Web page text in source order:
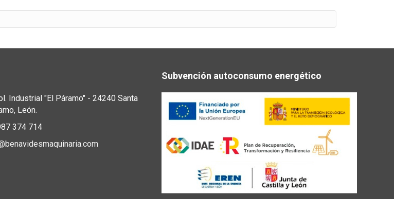
Industrial "El Páramo" - 24240 Santa
León.
374 714
Subvención autoconsumo energético